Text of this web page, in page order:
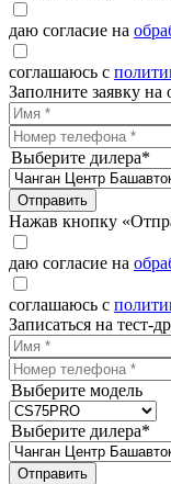
даю согласие на
соглашаюсь с
Заполните заявку на
Выберите дилера*
Отправить
Нажав кнопку
даю согласие на
соглашаюсь с
Записаться на тест-
Выберите модель
Выберите дилера*
Отправить